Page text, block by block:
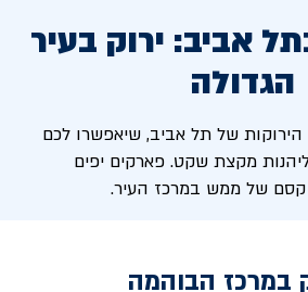
אביב: ירוק בעיר
הגדולה
הירוקות של תל אביב, שיאפשרו לכם
מקצת שקט. פארקים יפים
קסם של ממש במרכז העיר.
במרכז הבוהמה